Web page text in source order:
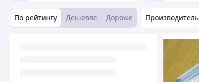
По рейтингу Дешевле Дороже Производитель